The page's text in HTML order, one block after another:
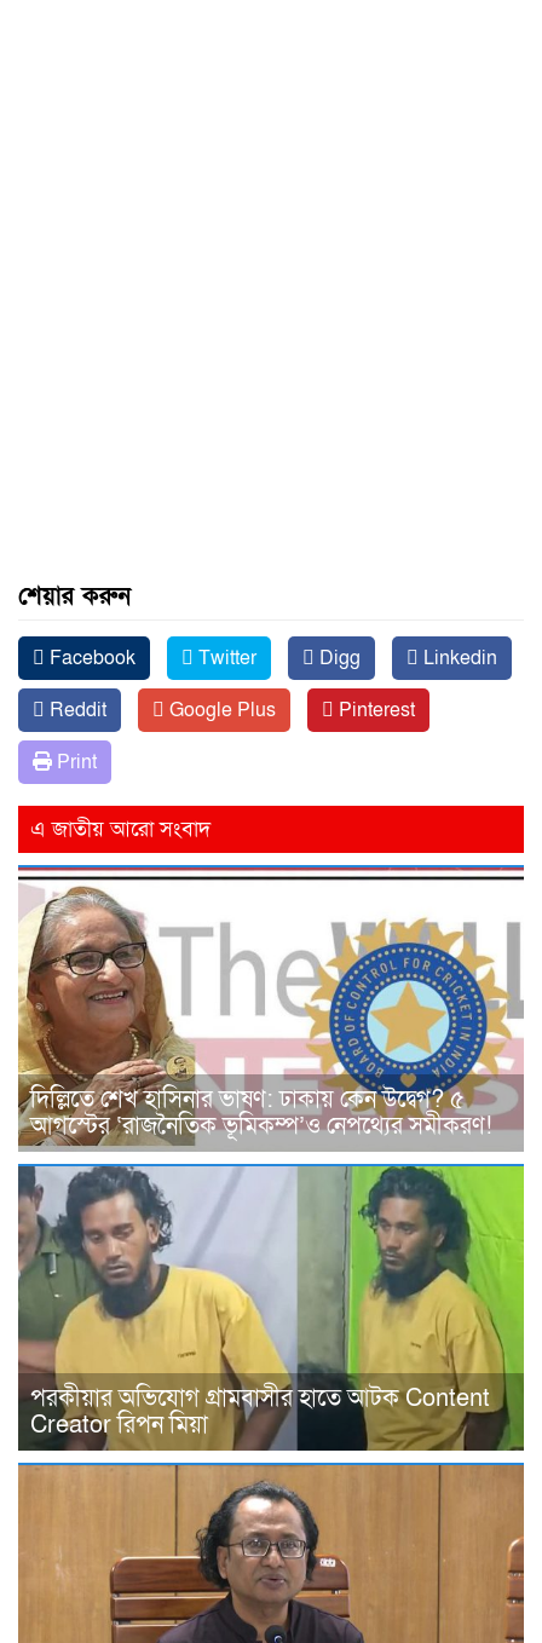
শেয়ার করুন
Facebook Twitter Digg
Linkedin
Reddit
Google Plus
Pinterest
Print
এ জাতীয় আরো সংবাদ
দিল্লিতে শেখ হাসিনার ভাষণ: ঢাকায় কেন উদ্বেগ? ৫
আগস্টের ‘রাজনৈতিক ভূমিকম্প’ও নেপথ্যের সমীকরণ!
পরকীয়ার অভিযোগ গ্রামবাসীর হাতে আটক Content
Creator রিপন মিয়া